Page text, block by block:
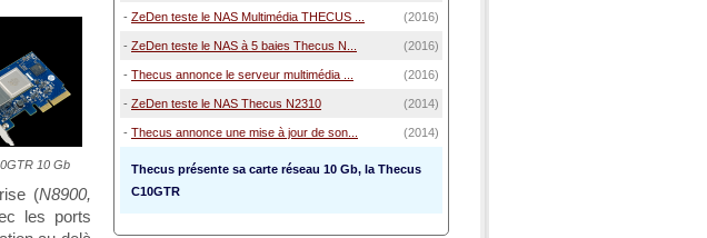
10 Gb
(N8900,
les ports
- ZeDen teste le NAS Multimédia THECUS ... (2016)
- ZeDen teste le NAS à 5 baies Thecus N... (2016)
- Thecus annonce le serveur multimédia ... (2016)
- ZeDen teste le NAS Thecus N2310 (2014)
- Thecus annonce une mise à jour de son... (2014)
Thecus présente sa carte réseau 10 Gb, la Thecus
C10GTR